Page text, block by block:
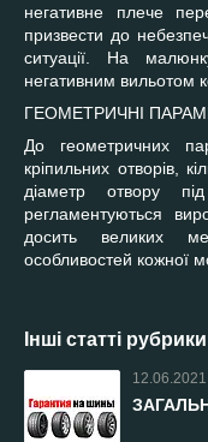
негативне плече
призвести до
ситуації. На
негативним вильотом
ГЕОМЕТРИЧНІ
До геометричних
кріпильних отворів,
діаметр отвору
регламентуються
досить великих
особливостей кожної
Інші статті рубрики
12.06.2021